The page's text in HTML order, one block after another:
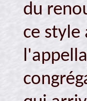
du
ce style